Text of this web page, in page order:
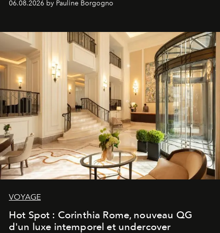
06.08.2026 by Pauline Borgogno
VOYAGE
Hot Spot : Corinthia Rome, nouveau QG
d'un luxe intemporel et undercover